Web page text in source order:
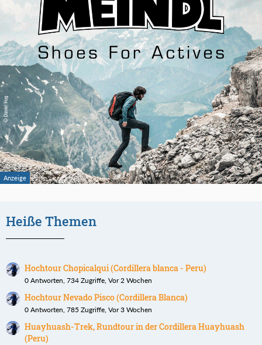
Heiße Themen
Hochtour Chopicalqui (Cordillera blanca - Peru)
0 Antworten, 734 Zugriffe, Vor 2 Wochen
Hochtour Nevado Pisco (Cordillera Blanca)
0 Antworten, 785 Zugriffe, Vor 3 Wochen
Huayhuash-Trek, Rundtour in der Cordillera Huayhuash
(Peru)